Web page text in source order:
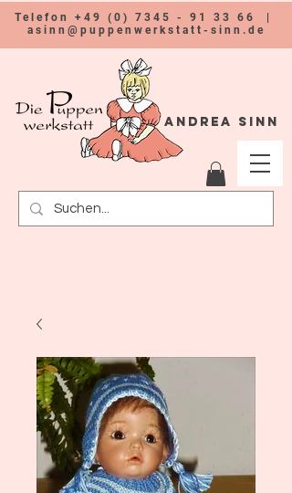
Telefon +49 (0) 7345 - 91 33 66
asinn@puppenwerkstatt-sinn.de
Andrea Sinn